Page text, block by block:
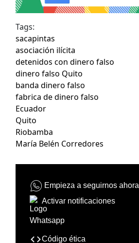
Tags:
sacapintas
asociación ilícita
detenidos con dinero falso
dinero falso Quito
banda dinero falso
fabrica de dinero falso
Ecuador
Quito
Riobamba
María Belén Corredores
Empieza a seguirnos ahora
Activar notificaciones
Código ética